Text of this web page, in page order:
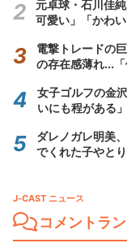
元卓球・石川佳
可愛い」「かわ
電撃トレードの
の存在感薄れ...
女子ゴルフの金
いにも程がある
ダレノガレ明美
でくれた子やと
J-CAST ニュース
コメントラ